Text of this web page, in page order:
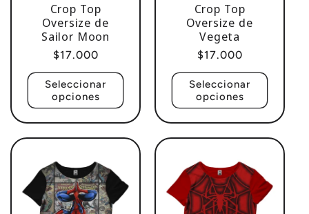
Crop Top
Oversize de
Sailor Moon
Precio
habitual
$17.000
Seleccionar
opciones
Crop Top
Oversize de
Vegeta
Precio
habitual
$17.000
Seleccionar
opciones